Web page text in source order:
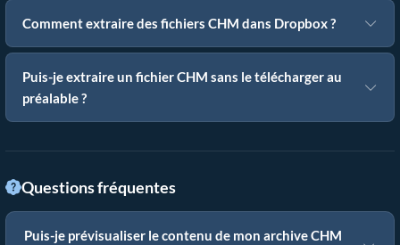
Comment extraire des fichiers CHM dans Dropbox ?
Puis-je extraire un fichier CHM sans le télécharger au
préalable ?
Questions fréquentes
Puis-je prévisualiser le contenu de mon archive CHM